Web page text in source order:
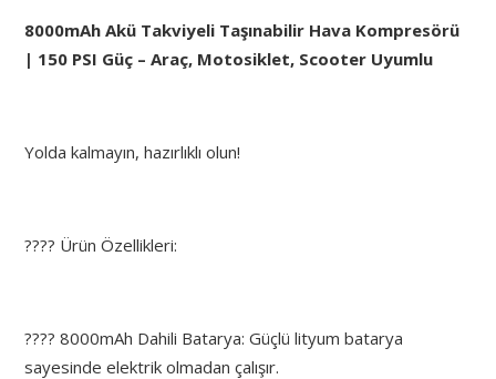
8000mAh Akü Takviyeli Taşınabilir Hava Kompresörü
| 150 PSI Güç – Araç, Motosiklet, Scooter Uyumlu
Yolda kalmayın, hazırlıklı olun!
???? Ürün Özellikleri:
???? 8000mAh Dahili Batarya: Güçlü lityum batarya
sayesinde elektrik olmadan çalışır.